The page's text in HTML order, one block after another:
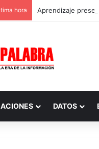
hora Aprendizaje
DATOS